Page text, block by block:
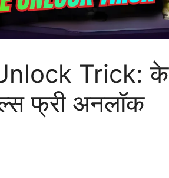
Trick: के
फ्री अनलॉक